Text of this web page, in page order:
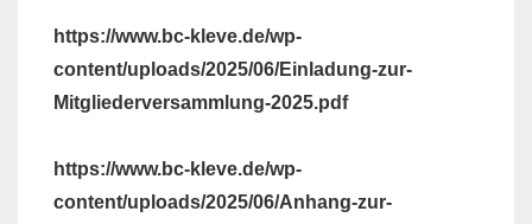
https://www.bc-kleve.de/wp-
content/uploads/2025/06/Einladung-zur-
Mitgliederversammlung-2025.pdf
https://www.bc-kleve.de/wp-
content/uploads/2025/06/Anhang-zur-